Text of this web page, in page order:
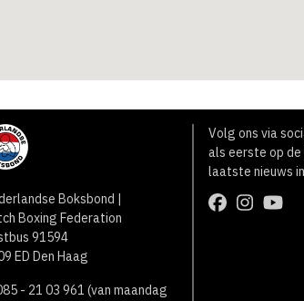
Boksbond |
Boxing Federation
91594
ED Den Haag
- 21 03 961 (van maandag
Volg ons via
als eerste op
laatste nieuws